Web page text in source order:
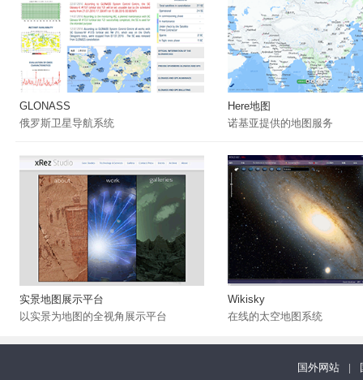
GLONASS
俄罗斯卫星导航系统
Here地图
诺基亚提供的地图服务
实景地图展示平台
以实景为地图的全视角展示平台
Wikisky
在线的太空地图系统
国外网站 |